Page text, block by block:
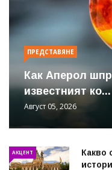
ПРЕДСТАВЯНЕ
Как Аперол
известният ко...
Август 05, 2026
АКЦЕНТ
Какво